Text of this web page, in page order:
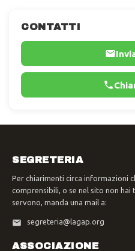
CONTATTI
SEGRETERIA
Per chiarimenti circa informazioni
comprensibili, o se nel sito non
servono, manda una mail a:
segreteria@lagap.org
ASSOCIAZIONE